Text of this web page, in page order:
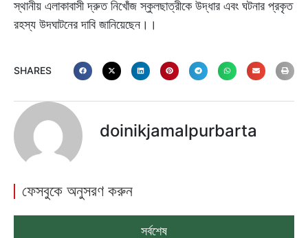
স্থানীয় এলাকাবাসী দ্রুত নিখোঁজ স্কুলছাত্রীকে উদ্ধার এবং ঘটনার প্রকৃত
রহস্য উদঘাটনের দাবি জানিয়েছেন।।
SHARES
doinikjamalpurbarta
ফেসবুকে অনুসরণ করুন
সর্বশেষ